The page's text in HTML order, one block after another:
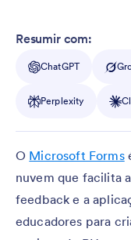
Resumir com:
ChatGPT
Perplexity
O Microsoft Forms
nuvem que facilita
feedback e a
educadores para